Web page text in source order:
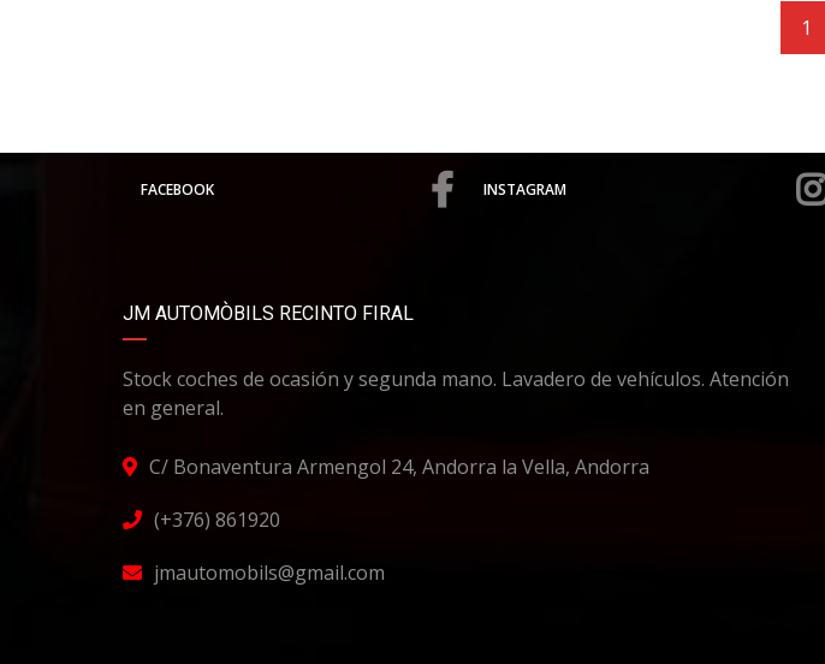
1
FACEBOOK INSTAGRAM
JM AUTOMÒBILS RECINTO FIRAL
Stock coches de ocasión y segunda mano. Lavadero de vehículos. Atención
en general.
C/ Bonaventura Armengol 24, Andorra la Vella, Andorra
(+376) 861920
jmautomobils@gmail.com